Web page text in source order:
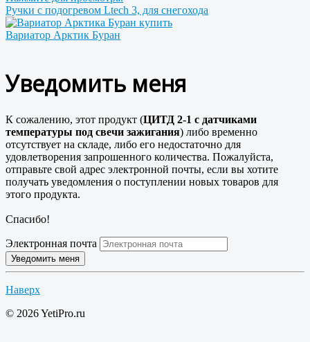
Ручки с подогревом Ltech 3, для снегохода
Вариатор Арктик Буран
Уведомить меня
К сожалению, этот продукт (ЦИТД 2-1 с датчиками
температуры под свечи зажигания) либо временно
отсутствует на складе, либо его недостаточно для
удовлетворения запрошенного количества. Пожалуйста,
отправьте свой адрес электронной почты, если вы хотите
получать уведомления о поступлении новых товаров для
этого продукта.
Спасибо!
Электронная почта
Наверх
© 2026 YetiPro.ru